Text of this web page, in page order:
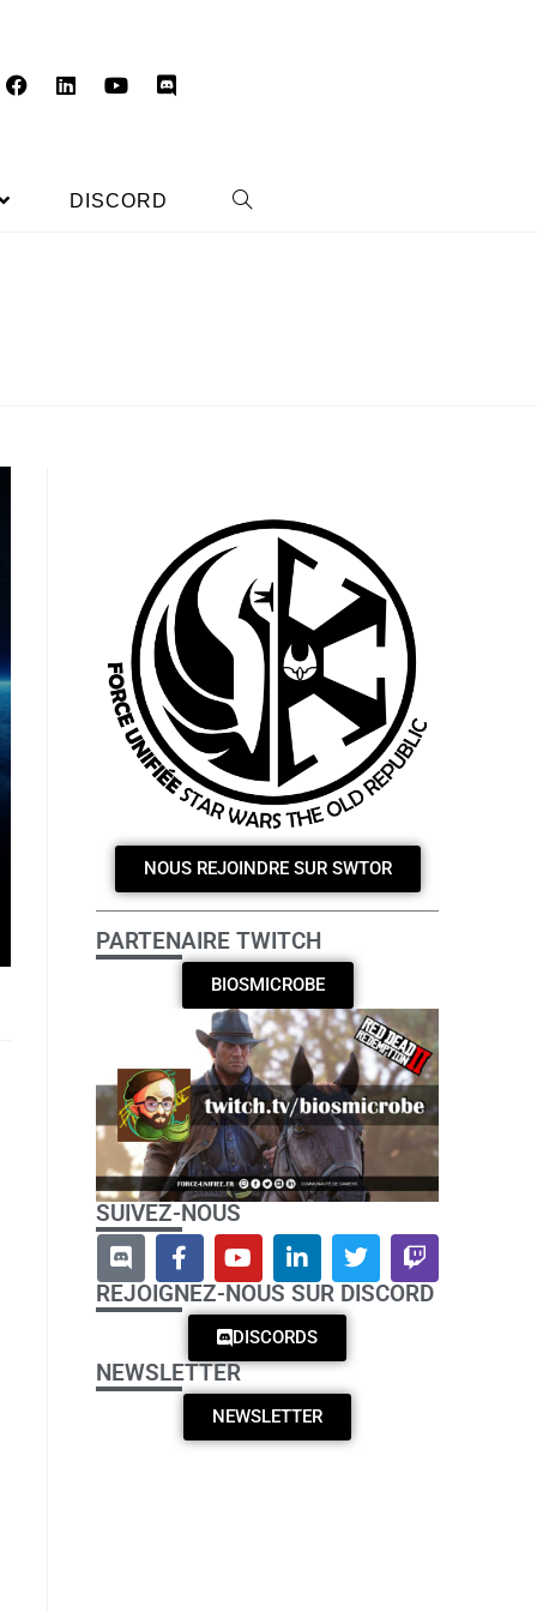
DISCORD
NOUS REJOINDRE SUR SWTOR
PARTENAIRE TWITCH
BIOSMICROBE
SUIVEZ-NOUS
REJOIGNEZ-NOUS SUR DISCORD
DISCORDS
NEWSLETTER
NEWSLETTER